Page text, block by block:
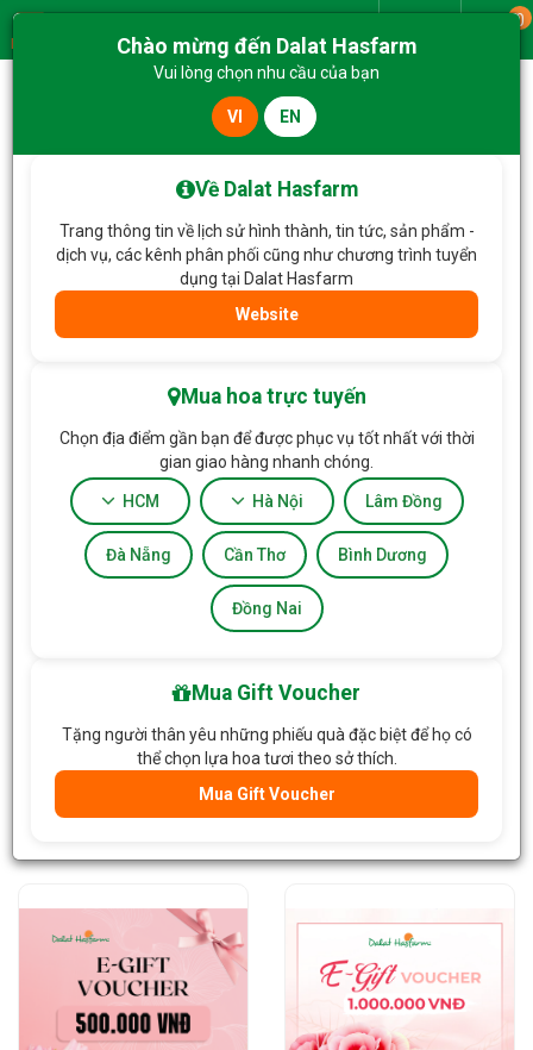
Menu
0
Phiếu quà tặng điện tử
Dalat Hasfarm 100.000đ
Phiếu quà tặng điện tử
Dalat Hasfarm 200.000đ
Chào mừng đến Dalat Hasfarm
Vui lòng chọn nhu cầu của bạn
VI EN
Về Dalat Hasfarm
Trang thông tin về lịch sử hình thành, tin tức, sản phẩm -
dịch vụ, các kênh phân phối cũng như chương trình tuyển
dụng tại Dalat Hasfarm
Website
Mua hoa trực tuyến
Chọn địa điểm gần bạn để được phục vụ tốt nhất với thời
gian giao hàng nhanh chóng.
HCM Hà Nội Lâm Đồng
Đà Nẵng Cần Thơ Bình Dương
Đồng Nai
Mua Gift Voucher
Tặng người thân yêu những phiếu quà đặc biệt để họ có
thể chọn lựa hoa tươi theo sở thích.
Mua Gift Voucher